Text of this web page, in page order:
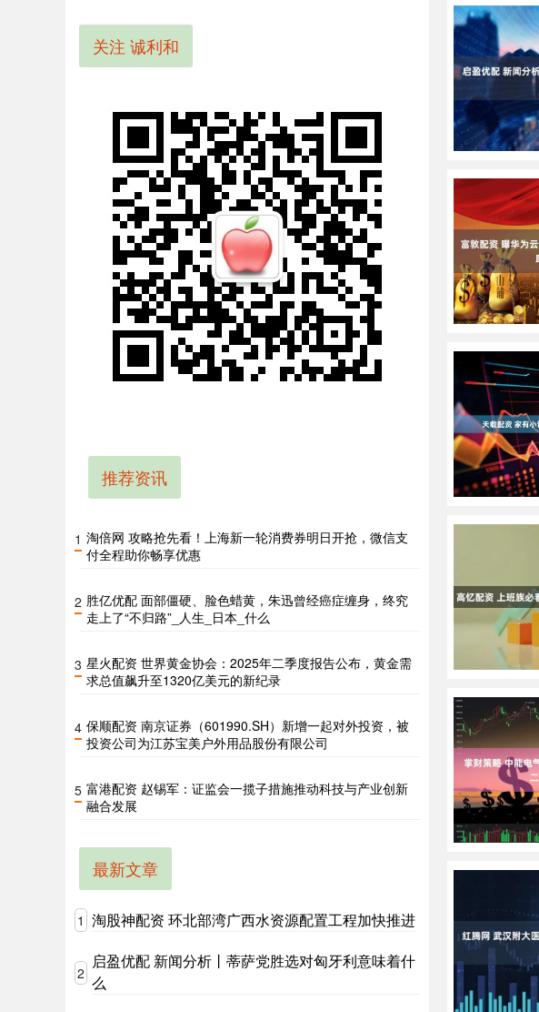
关注 诚利和
推荐资讯
1 淘倍网 攻略抢先看！上海新一轮消费券明日开抢，微信支
付全程助你畅享优惠
2 胜亿优配 面部僵硬、脸色蜡黄，朱迅曾经癌症缠身，终究
走上了“不归路”_人生_日本_什么
3 星火配资 世界黄金协会：2025年二季度报告公布，黄金需
求总值飙升至1320亿美元的新纪录
4 保顺配资 南京证券（601990.SH）新增一起对外投资，被
投资公司为江苏宝美户外用品股份有限公司
5 富港配资 赵锡军：证监会一揽子措施推动科技与产业创新
融合发展
最新文章
1 淘股神配资 环北部湾广西水资源配置工程加快推进
2
启盈优配 新闻分析丨蒂萨党胜选对匈牙利意味着什
么